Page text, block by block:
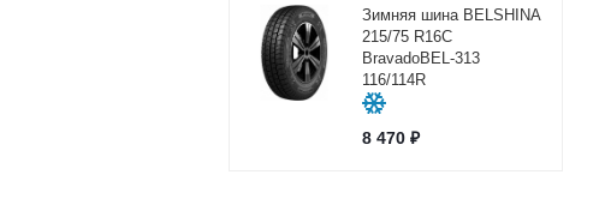
Зимняя шина BELSHINA
215/75 R16C
BravadoBEL-313
116/114R
8 470₽